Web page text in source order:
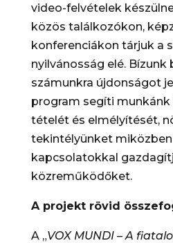
video-felvételek
közös találkozókon,
konferenciákon tárjuk a
nyilvánosság elé. Bízunk
számunkra újdonságot
program segíti
tételét és elmélyítését,
tekintélyünket
kapcsolatokkal
közreműködőket.
A projekt rövid
A „VOX MUNDI – A